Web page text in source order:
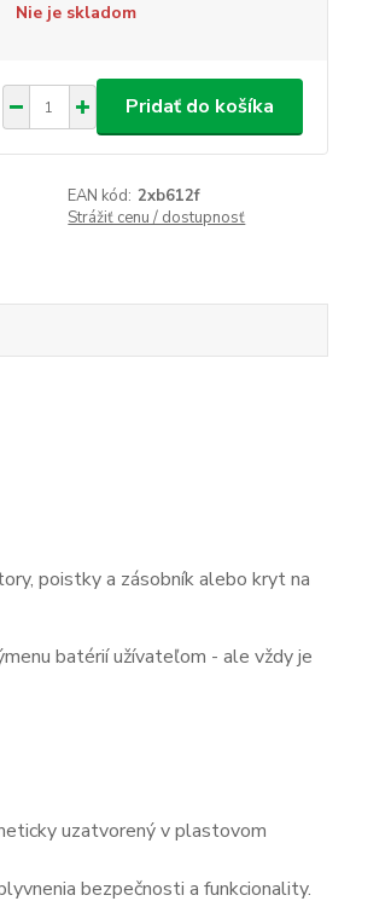
Nie je skladom
Pridať do košíka
EAN kód: 2xb612f
Strážiť cenu / dostupnosť
poistky a zásobník alebo kryt na
batérií užívateľom - ale vždy je
uzatvorený v plastovom
bezpečnosti a funkcionality.